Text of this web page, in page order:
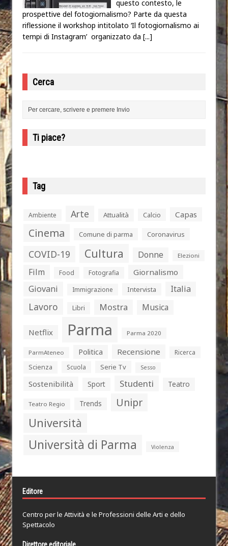
questo contesto, le
prospettive del fotogiornalismo? Parte da questa
riflessione il workshop intitolato ‘Il fotogiornalismo ai
tempi di Instagram’ organizzato da [...]
Cerca
Ti piace?
Tag
Ambiente Arte Attualità Calcio Capas
Cinema Comune di parma Coronavirus
COVID-19 Cultura Donne Elezioni
Film Food Fotografia Giornalismo
Giovani Immigrazione Intervista Italia
Lavoro Libri Mostra Musica
Netflix Parma Parma 2020
ParmAteneo Politica Recensione
Ricerca
Scienza
Scuola Serie Tv Sesso
Sostenibilità Sport Studenti Teatro
Teatro Regio Trends Unipr
Università
Università di Parma Violenza
Editore
Centro per le Attività e le Professioni delle Arti e dello
Spettacolo